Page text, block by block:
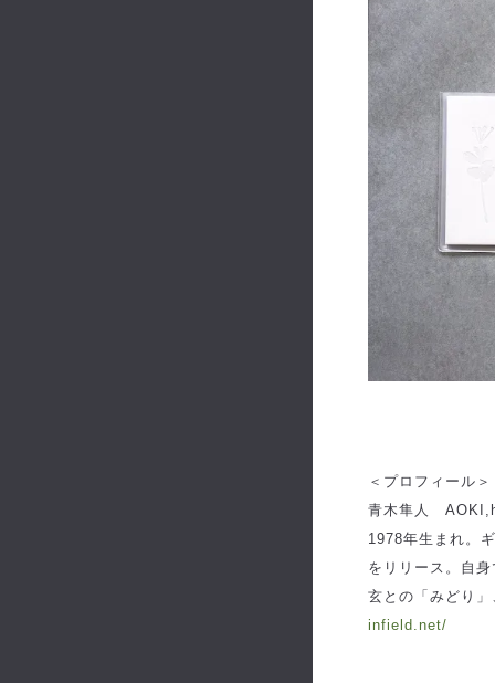
＜プロフィール＞
青木隼人
1978年生まれ。
をリリース。自
玄との「みどり
infield.net/